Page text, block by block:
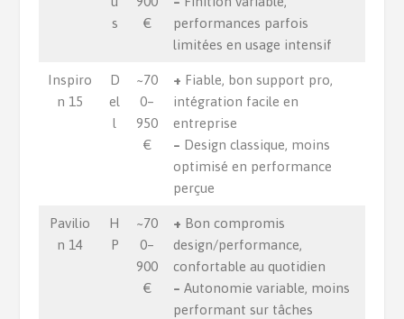
s
€
performances parfois
limitées en usage intensif
Inspiro
n 15
D
el
l
~70
0–
950
€
+ Fiable, bon support pro,
intégration facile en
entreprise
– Design classique, moins
optimisé en performance
perçue
Pavilio
n 14
H
P
~70
0–
900
€
+ Bon compromis
design/performance,
confortable au quotidien
– Autonomie variable, moins
performant sur tâches